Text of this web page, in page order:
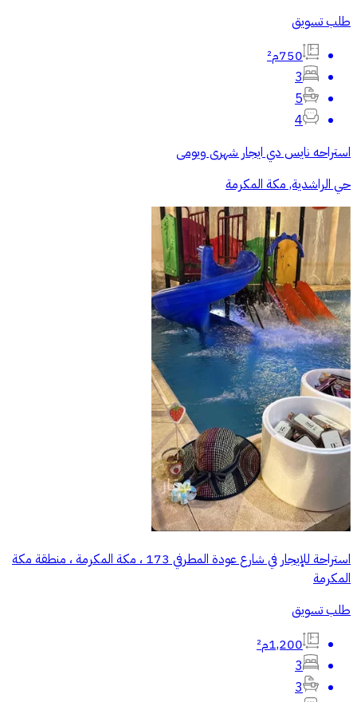
طلب تسويق
750م²
3
5
4
استراحه نايس دي ايجار شهرى ويومى
حي الراشدية, مكة المكرمة
استراحة للإيجار في شارع عودة المطرفي 173 ، مكة المكرمة ، منطقة مكة
المكرمة
طلب تسويق
1,200م²
3
3